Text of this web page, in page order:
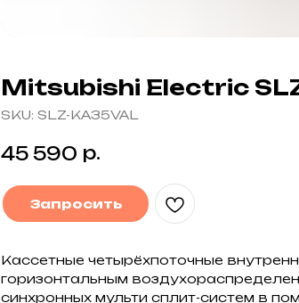
Mitsubishi Electric
SKU: SLZ-KA35VAL
45 590 р.
Запросить
Кассетные четырёхпоточные
горизонтальным
синхронных мульти сплит-систем в